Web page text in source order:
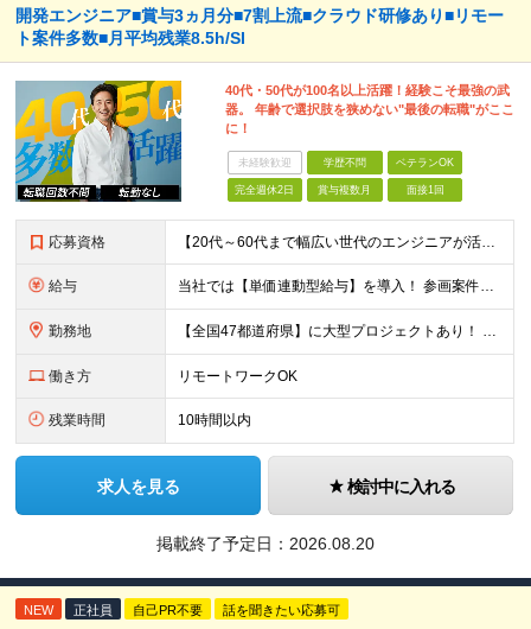
開発エンジニア■賞与3ヵ月分■7割上流■クラウド研修あり■リモー
ト案件多数■月平均残業8.5h/SI
40代・50代が100名以上活躍！経験こそ最強の武
器。 年齢で選択肢を狭めない"最後の転職"がここ
に！
未経験歓迎 学歴不問 ベテランOK
完全週休2日 賞与複数月 面接1回
応募資格 【20代～60代まで幅広い世代のエンジニアが活躍してます】 ■学歴不問 ■転職回数不問 ■開発経験（年数不問）をお持ちの方
給与 当社では【単価連動型給与】を導入！ 参画案件の契約単価に連動して給与が決定。 還元率は単価の【70％～80％】と東証プライム上場グループとして高水準です！（社会保険料・教育コスト含む） ■関東：月給
勤務地 【全国47都道府県】に大型プロジェクトあり！ 主要勤務地： 北海道/宮城県/栃木県/埼玉県/千葉県/東京都/神奈川県/愛知県/大阪府/京都府/兵庫県/広島県/福岡県/熊本県 ※勤務エリアは、あなたの
働き方 リモートワークOK
残業時間 10時間以内
求人を見る 検討中に入れる
掲載終了予定日： 2026.08.20
NEW 正社員 自己PR不要 話を聞きたい応募可